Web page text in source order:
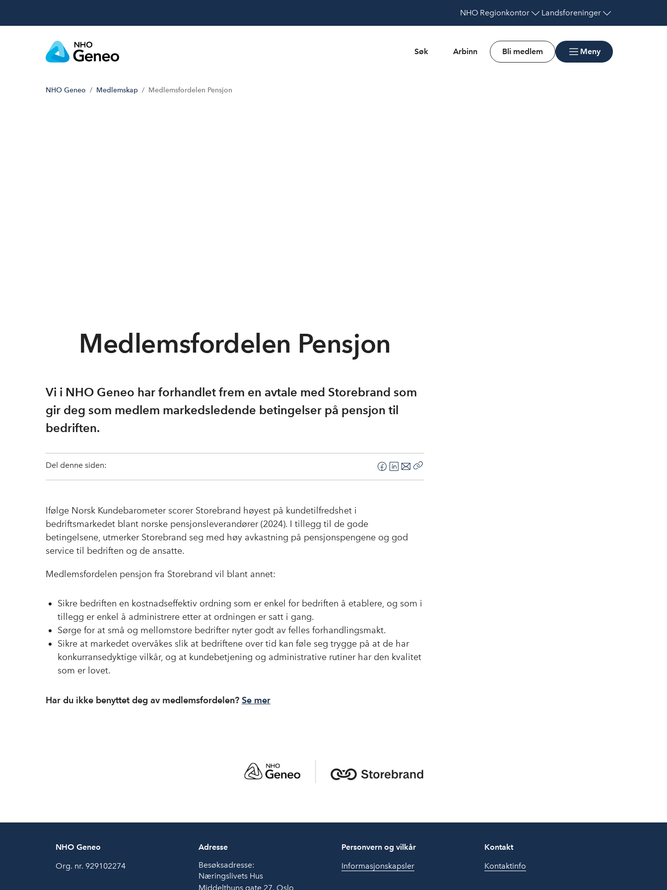
NHO Regionkontor Landsforeninger
Søk Arbinn Bli medlem Meny
NHO Geneo Medlemskap Medlemsfordelen Pensjon
Medlemsfordelen Pensjon
Vi i NHO Geneo har forhandlet frem en avtale med Storebrand som
gir deg som medlem markedsledende betingelser på pensjon til
bedriften.
Del denne siden:
F
a
o
L
i
I
E
-
Ifølge Norsk Kundebarometer scorer Storebrand høyest på kundetilfredshet i
bedriftsmarkedet blant norske pensjonsleverandører (2024). I tillegg til de gode
betingelsene, utmerker Storebrand seg med høy avkastning på pensjonspengene og god
service til bedriften og de ansatte.
Medlemsfordelen pensjon fra Storebrand vil blant annet:
Sikre bedriften en kostnadseffektiv ordning som er enkel for bedriften å etablere, og som i
tillegg er enkel å administrere etter at ordningen er satt i gang.
Sørge for at små og mellomstore bedrifter nyter godt av felles forhandlingsmakt.
Sikre at markedet overvåkes slik at bedriftene over tid kan føle seg trygge på at de har
konkurransedyktige vilkår, og at kundebetjening og administrative rutiner har den kvalitet
som er lovet.
Har du ikke benyttet deg av medlemsfordelen? Se mer
NHO Geneo
Org. nr. 929102274
Adresse
Besøksadresse:
Næringslivets Hus
Middelthuns gate 27, Oslo
Personvern og vilkår
Informasjonskapsler
Kontakt
Kontaktinfo